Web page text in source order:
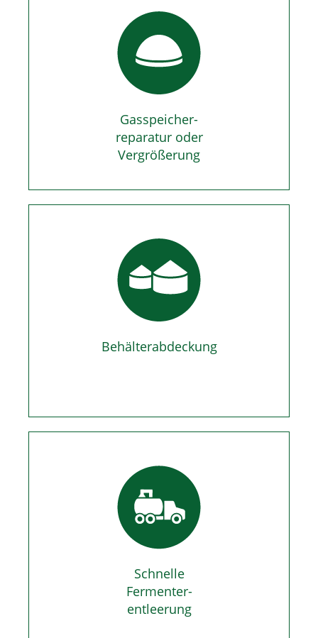
Gasspeicher-
reparatur oder
Vergrößerung
Behälterabdeckung
Schnelle
Fermenter-
entleerung